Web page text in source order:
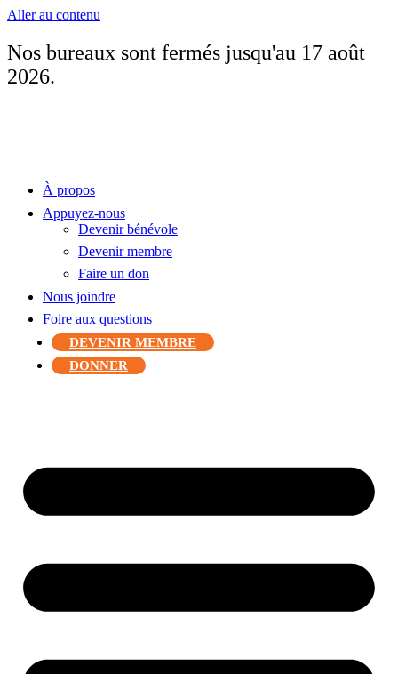
Aller au contenu
Nos bureaux sont fermés jusqu'au 17 août
2026.
À propos
Appuyez-nous
Devenir bénévole
Devenir membre
Faire un don
Nous joindre
Foire aux questions
DEVENIR MEMBRE
DONNER